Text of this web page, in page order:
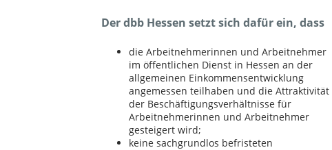
Der dbb Hessen setzt sich dafür ein, dass
die Arbeitnehmerinnen und Arbeitnehmer
im öffentlichen Dienst in Hessen an der
allgemeinen Einkommensentwicklung
angemessen teilhaben und die Attraktivität
der Beschäftigungsverhältnisse für
Arbeitnehmerinnen und Arbeitnehmer
gesteigert wird;
keine sachgrundlos befristeten